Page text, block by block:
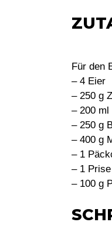
Für den
– 4 Eier
– 250 g
– 200
– 250 g
– 400 g
– 1
– 1
– 100 g